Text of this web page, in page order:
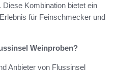
Kombination bietet ein
für Feinschmecker und
Weinproben?
Anbieter von Flussinsel